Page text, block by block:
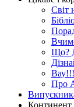
Світ
Що?
Вау!!!
Про
Континент